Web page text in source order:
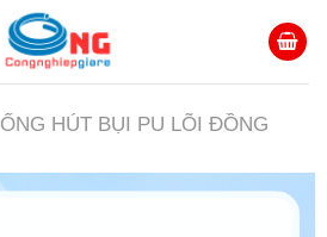
ỐNG HÚT BỤI PU LÕI ĐỒNG